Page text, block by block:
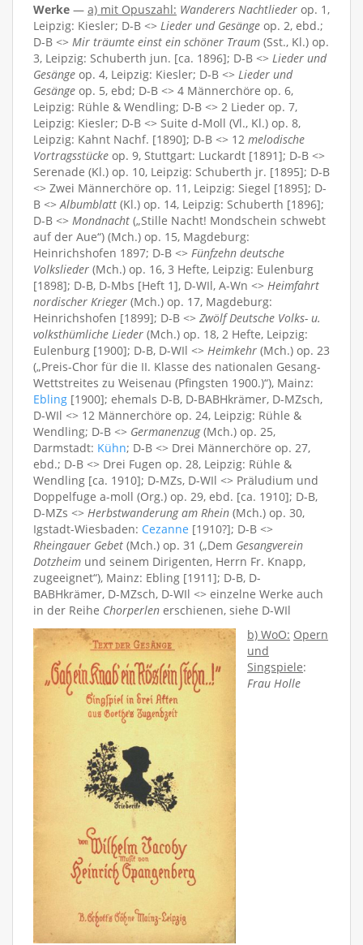
Werke — a) mit Opuszahl: Wanderers Nachtlieder op. 1,
Leipzig: Kiesler; D-B <> Lieder und Gesänge op. 2, ebd.;
D-B <> Mir träumte einst ein schöner Traum (Sst., Kl.) op.
3, Leipzig: Schuberth jun. [ca. 1896]; D-B <> Lieder und
Gesänge op. 4, Leipzig: Kiesler; D-B <> Lieder und
Gesänge op. 5, ebd; D-B <> 4 Männerchöre op. 6,
Leipzig: Rühle & Wendling; D-B <> 2 Lieder op. 7,
Leipzig: Kiesler; D-B <> Suite d-Moll (Vl., Kl.) op. 8,
Leipzig: Kahnt Nachf. [1890]; D-B <> 12 melodische
Vortragsstücke op. 9, Stuttgart: Luckardt [1891]; D-B <>
Serenade (Kl.) op. 10, Leipzig: Schuberth jr. [1895]; D-B
<> Zwei Männerchöre op. 11, Leipzig: Siegel [1895]; D-
B <> Albumblatt (Kl.) op. 14, Leipzig: Schuberth [1896];
D-B <> Mondnacht („Stille Nacht! Mondschein schwebt
auf der Aue“) (Mch.) op. 15, Magdeburg:
Heinrichshofen 1897; D-B <> Fünfzehn deutsche
Volkslieder (Mch.) op. 16, 3 Hefte, Leipzig: Eulenburg
[1898]; D-B, D-Mbs [Heft 1], D-WIl, A-Wn <> Heimfahrt
nordischer Krieger (Mch.) op. 17, Magdeburg:
Heinrichshofen [1899]; D-B <> Zwölf Deutsche Volks- u.
volksthümliche Lieder (Mch.) op. 18, 2 Hefte, Leipzig:
Eulenburg [1900]; D-B, D-WIl <> Heimkehr (Mch.) op. 23
(„Preis-Chor für die II. Klasse des nationalen Gesang-
Wettstreites zu Weisenau (Pfingsten 1900.)“), Mainz:
Ebling [1900]; ehemals D-B, D-BABHkrämer, D-MZsch,
D-WIl <> 12 Männerchöre op. 24, Leipzig: Rühle &
Wendling; D-B <> Germanenzug(Mch.) op. 25,
Darmstadt: Kühn; D-B <> Drei Männerchöre op. 27,
ebd.; D-B <> Drei Fugen op. 28, Leipzig: Rühle &
Wendling [ca. 1910]; D-MZs, D-WIl <> Präludium und
Doppelfuge a-moll (Org.) op. 29, ebd. [ca. 1910]; D-B,
D-MZs <> Herbstwanderung am Rhein (Mch.) op. 30,
Igstadt-Wiesbaden: Cezanne [1910?]; D-B <>
Rheingauer Gebet (Mch.) op. 31 („Dem Gesangverein
Dotzheim und seinem Dirigenten, Herrn Fr. Knapp,
zugeeignet“), Mainz: Ebling [1911]; D-B, D-
BABHkrämer, D-MZsch, D-WIl <> einzelne Werke auch
in der Reihe Chorperlen erschienen, siehe D-WIl
b) WoO: Opern
und
Singspiele:
Frau Holle